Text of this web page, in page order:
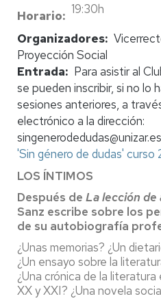
Horario
19:30h
Organizadores
Proyección Social
Entrada
Para asistir al
se pueden inscribir, si no lo
sesiones anteriores, a
electrónico a la dirección:
singenerodedudas@unizar.es
'Sin género de dudas'
LOS ÍNTIMOS
Después de La lección de
Sanz escribe sobre los
de su autobiografía
¿Unas memorias? ¿Un
¿Un ensayo sobre la
¿Una crónica de la
XX y XXI? ¿Una novela